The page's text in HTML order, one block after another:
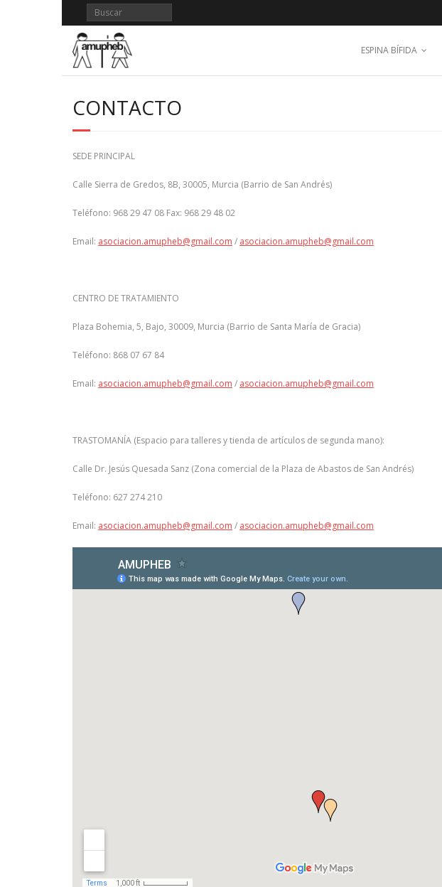
contenido
ESPINA BÍFIDA
CONTACTO
SEDE PRINCIPAL
Calle Sierra de Gredos, 8B, 30005, Murcia (Barrio de San Andrés)
Teléfono: 968 29 47 08 Fax: 968 29 48 02
Email: asociacion.amupheb@gmail.com / asociacion.amupheb@gmail.com
CENTRO DE TRATAMIENTO
Plaza Bohemia, 5, Bajo, 30009, Murcia (Barrio de Santa María de Gracia)
Teléfono: 868 07 67 84
Email: asociacion.amupheb@gmail.com / asociacion.amupheb@gmail.com
TRASTOMANÍA (Espacio para talleres y tienda de artículos de segunda mano):
Calle Dr. Jesús Quesada Sanz (Zona comercial de la Plaza de Abastos de San Andrés)
Teléfono: 627 274 210
Email: asociacion.amupheb@gmail.com / asociacion.amupheb@gmail.com